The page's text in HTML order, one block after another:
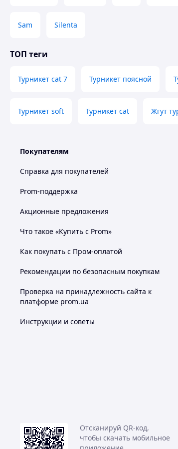
Sam Silenta
ТОП теги
Турникет cat 7 Турникет поясной
Турникет soft Турникет cat Жгут
Покупателям
Справка для покупателей
Prom-поддержка
Акционные предложения
Что такое «Купить с Prom»
Как покупать с Пром-оплатой
Рекомендации по безопасным покупкам
Проверка на принадлежность сайта к
платформе prom.ua
Инструкции и советы
Отсканируй QR-код,
чтобы скачать мобильное